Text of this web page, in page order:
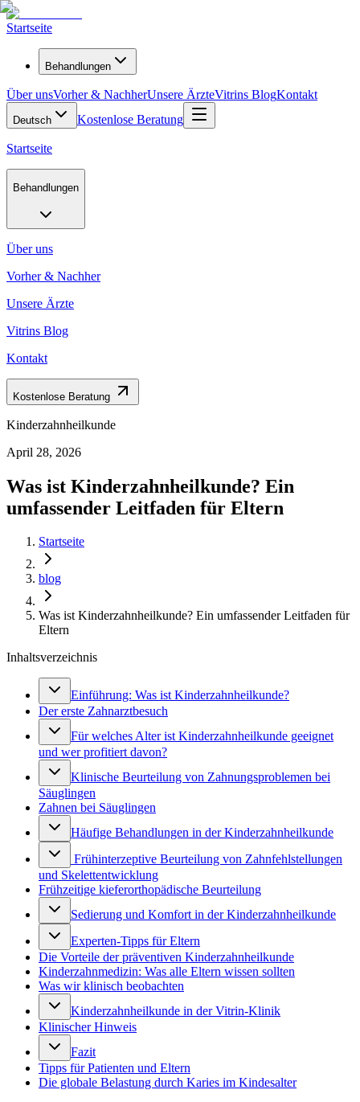
Startseite
Behandlungen
Über unsVorher & NachherUnsere ÄrzteVitrins BlogKontakt
Deutsch Kostenlose Beratung
Startseite
Behandlungen
Über uns
Vorher & Nachher
Unsere Ärzte
Vitrins Blog
Kontakt
Kostenlose Beratung
Kinderzahnheilkunde
April 28, 2026
Was ist Kinderzahnheilkunde? Ein
umfassender Leitfaden für Eltern
Startseite
blog
Was ist Kinderzahnheilkunde? Ein umfassender Leitfaden für
Eltern
Inhaltsverzeichnis
Einführung: Was ist Kinderzahnheilkunde?
Der erste Zahnarztbesuch
Für welches Alter ist Kinderzahnheilkunde geeignet
und wer profitiert davon?
Klinische Beurteilung von Zahnungsproblemen bei
Säuglingen
Zahnen bei Säuglingen
Häufige Behandlungen in der Kinderzahnheilkunde
Frühinterzeptive Beurteilung von Zahnfehlstellungen
und Skelettentwicklung
Frühzeitige kieferorthopädische Beurteilung
Sedierung und Komfort in der Kinderzahnheilkunde
Experten-Tipps für Eltern
Die Vorteile der präventiven Kinderzahnheilkunde
Kinderzahnmedizin: Was alle Eltern wissen sollten
Was wir klinisch beobachten
Kinderzahnheilkunde in der Vitrin-Klinik
Klinischer Hinweis
Fazit
Tipps für Patienten und Eltern
Die globale Belastung durch Karies im Kindesalter